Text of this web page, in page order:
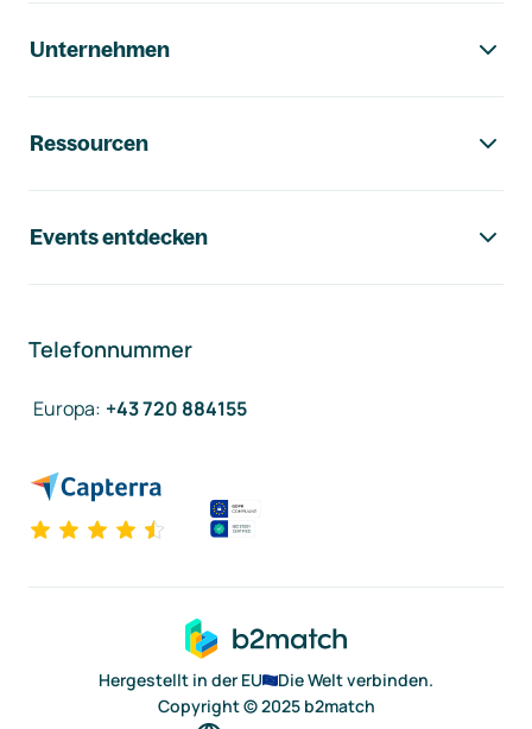
Unternehmen
Ressourcen
Events entdecken
Telefonnummer
Europa: +43 720 884155
Hergestellt in der EU
Die Welt verbinden.
Copyright © 2025 b2match